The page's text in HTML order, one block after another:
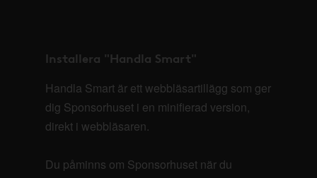
Installera "Handla Smart"
Handla Smart är ett webbläsartillägg som ger
dig Sponsorhuset i en minifierad version,
direkt i webbläsaren.
Du påminns om Sponsorhuset när du